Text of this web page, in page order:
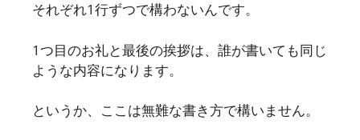
それぞれ1行ずつで構わないんです。
1つ目のお礼と最後の挨拶は、誰が書いても同じ
ような内容になります。
というか、ここは無難な書き方で構いません。